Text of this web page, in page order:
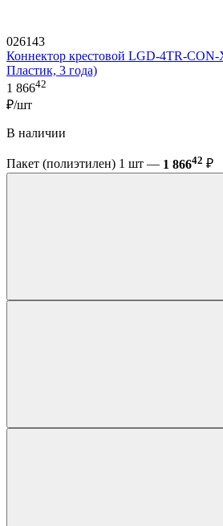
026143
Коннектор крестовой LGD-4TR-
Пластик, 3 года)
1 86642
₽/шт
В наличии
Пакет (полиэтилен) 1 шт — 1 86642 ₽